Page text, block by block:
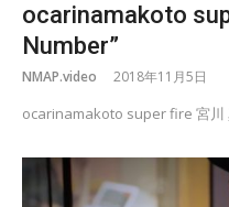
ocarinamakoto
Number”
NMAP.video 2018年11月5日
ocarinamakoto super fire 宮川